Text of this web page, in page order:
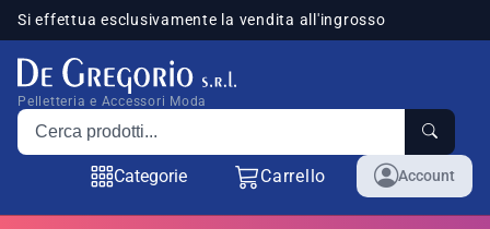
Si effettua esclusivamente la vendita all'ingrosso
Pelletteria e Accessori Moda
Cerca prodotti
Categorie Carrello Account